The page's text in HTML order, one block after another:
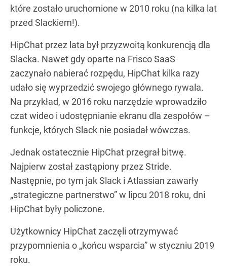
które zostało uruchomione w 2010 roku (na kilka lat
przed Slackiem!).
HipChat przez lata był przyzwoitą konkurencją dla
Slacka. Nawet gdy oparte na Frisco SaaS
zaczynało nabierać rozpędu, HipChat kilka razy
udało się wyprzedzić swojego głównego rywala.
Na przykład, w 2016 roku narzędzie wprowadziło
czat wideo i udostępnianie ekranu dla zespołów –
funkcje, których Slack nie posiadał wówczas.
Jednak ostatecznie HipChat przegrał bitwę.
Najpierw został zastąpiony przez Stride.
Następnie, po tym jak Slack i Atlassian zawarły
„strategiczne partnerstwo” w lipcu 2018 roku, dni
HipChat były policzone.
Użytkownicy HipChat zaczęli otrzymywać
przypomnienia o „końcu wsparcia” w styczniu 2019
roku.